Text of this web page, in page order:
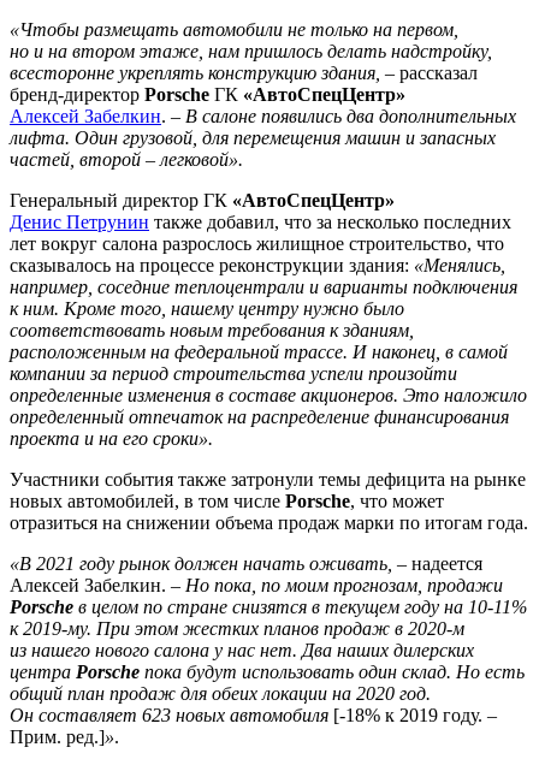
«Чтобы размещать автомобили не только на первом,
но и на втором этаже, нам пришлось делать надстройку,
всесторонне укреплять конструкцию здания, – рассказал
бренд-директор Porsche ГК «АвтоСпецЦентр»
Алексей Забелкин. – В салоне появились два дополнительных
лифта. Один грузовой, для перемещения машин и запасных
частей, второй – легковой».
Генеральный директор ГК «АвтоСпецЦентр»
Денис Петрунин также добавил, что за несколько последних
лет вокруг салона разрослось жилищное строительство, что
сказывалось на процессе реконструкции здания: «Менялись,
например, соседние теплоцентрали и варианты подключения
к ним. Кроме того, нашему центру нужно было
соответствовать новым требования к зданиям,
расположенным на федеральной трассе. И наконец, в самой
компании за период строительства успели произойти
определенные изменения в составе акционеров. Это наложило
определенный отпечаток на распределение финансирования
проекта и на его сроки».
Участники события также затронули темы дефицита на рынке
новых автомобилей, в том числе Porsche, что может
отразиться на снижении объема продаж марки по итогам года.
«В 2021 году рынок должен начать оживать, – надеется
Алексей Забелкин. – Но пока, по моим прогнозам, продажи
Porsche в целом по стране снизятся в текущем году на 10-11%
к 2019-му. При этом жестких планов продаж в 2020-м
из нашего нового салона у нас нет. Два наших дилерских
центра Porsche пока будут использовать один склад. Но есть
общий план продаж для обеих локации на 2020 год.
Он составляет 623 новых автомобиля [-18% к 2019 году. –
Прим. ред.]».